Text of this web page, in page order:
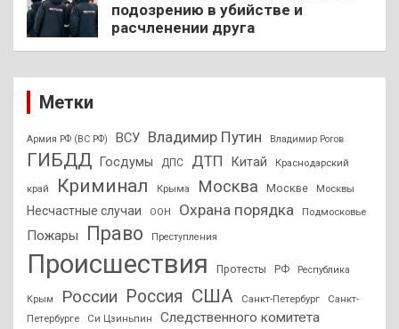
подозрению в убийстве и
расчленении друга
Метки
Армия РФ (ВС РФ) ВСУ Владимир Путин Владимир Рогов
ГИБДД Госдумы ДПС ДТП Китай Краснодарский
край Криминал Крыма Москва Москве Москвы
Несчастные случаи ООН Охрана порядка Подмосковье
Пожары Право Преступления
Происшествия Протесты РФ Республика
Крым России Россия США Санкт-Петербург
Санкт-
Петербурге
Си Цзиньпин
Следственного комитета